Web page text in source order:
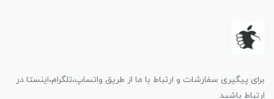
برای پیگیری سفارشات و ارتباط با ما از طریق واتساپ،تلگرام،اینستا در
ارتباط باشید